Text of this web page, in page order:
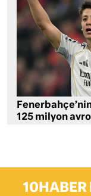
125 milyon
10HABER